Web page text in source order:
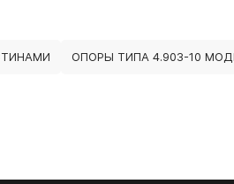
ОПОРЫ ТИПА 4.903-10